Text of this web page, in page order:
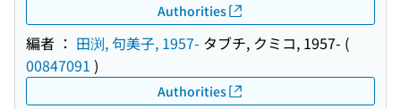
Authorities
編者 ： 田渕, 句美子, 1957- タブチ, クミコ, 1957- (
00847091 )
Authorities